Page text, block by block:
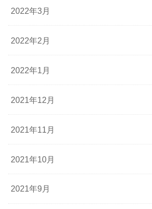
2022年3月
2022年2月
2022年1月
2021年12月
2021年11月
2021年10月
2021年9月